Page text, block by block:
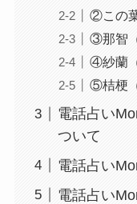
②この
③那智
④紗蘭
⑤桔梗
電話占い
ついて
電話占い
電話占い